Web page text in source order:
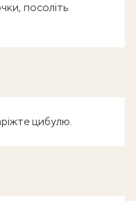
посоліть
цибулю.